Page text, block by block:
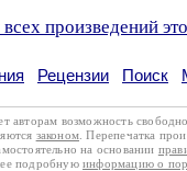
произведений
Рецензии Поиск
авторам возможность
законом . Перепечатка
на основании
подробную информацию о